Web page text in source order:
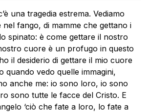
una tragedia estrema. Vediamo
nel fango, di mamme che gettano i
spinato: è come gettare il nostro
cuore è un profugo in questo
il desiderio di gettare il mio cuore
quando vedo quelle immagini,
anche me: io sono loro, io sono
sono tutte le facce del Cristo. E
‘ciò che fate a loro, lo fate a